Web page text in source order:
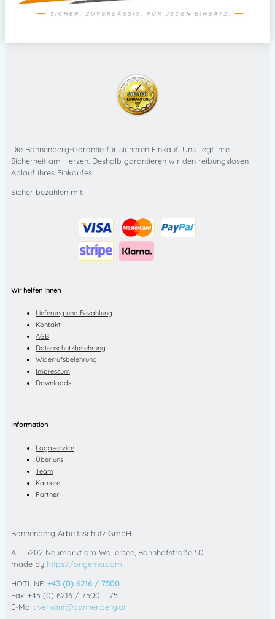
Die Bannenberg-Garantie für sicheren Einkauf. Uns liegt Ihre
Sicherheit am Herzen. Deshalb garantieren wir den reibungslosen
Ablauf ihres Einkaufes.
Sicher bezahlen mit:
Wir helfen Ihnen
Lieferung und Bezahlung
Kontakt
AGB
Datenschutzbelehrung
Widerrufsbelehrung
Impressum
Downloads
Information
Logoservice
Über uns
Team
Karriere
Partner
Bannenberg Arbeitsschutz GmbH
A – 5202 Neumarkt am Wallersee, Bahnhofstraße 50
made by https://ongema.com
HOTLINE: +43 (0) 6216 / 7500
Fax: +43 (0) 6216 / 7500 – 75
E-Mail: verkauf@bannenberg.at